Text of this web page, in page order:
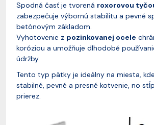
Spodná časť je tvorená roxorovou
zabezpečuje výbornú stabilitu a pevné
betónovým základom.
Vyhotovenie z pozinkovanej ocele
koróziou a umožňuje dlhodobé
údržby.
Tento typ pätky je ideálny na miesta,
stabilné, pevné a presné kotvenie, no
prierez.